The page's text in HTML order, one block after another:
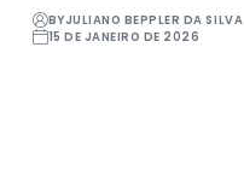
BYJULIANO BEPPLER DA SILVA
15 DE JANEIRO DE 2026